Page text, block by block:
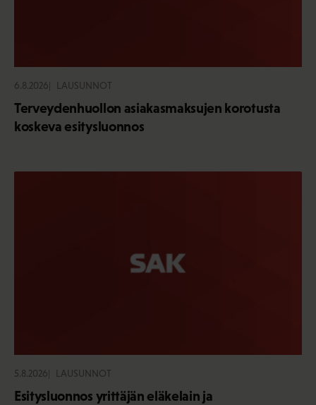
6.8.2026 LAUSUNNOT
Terveydenhuollon asiakasmaksujen korotusta
koskeva esitysluonnos
5.8.2026 LAUSUNNOT
Esitysluonnos yrittäjän eläkelain ja